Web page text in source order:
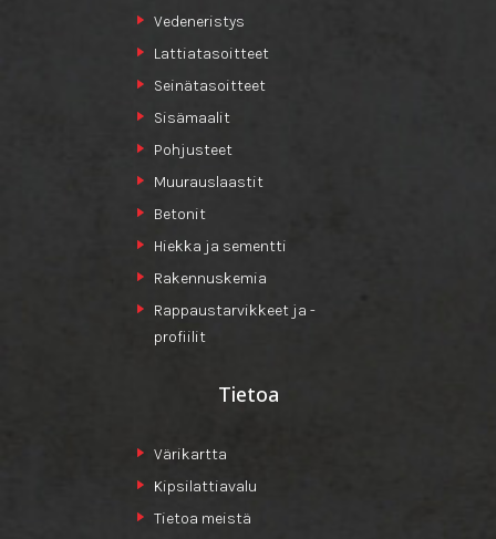
Vedeneristys
Lattiatasoitteet
Seinätasoitteet
Sisämaalit
Pohjusteet
Muurauslaastit
Betonit
Hiekka ja sementti
Rakennuskemia
Rappaustarvikkeet ja -
profiilit
Tietoa
Värikartta
Kipsilattiavalu
Tietoa meistä